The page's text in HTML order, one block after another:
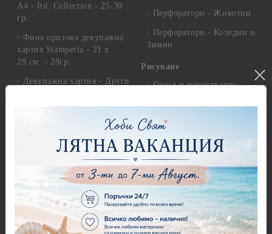
А4 - Itd. Collection - 25-30
гр.
Фина оризова декупажна
хартия Stamperia - 21 х
29.см. - 28гр.
Декупажна хартия - Други
Грунд, Основи, Релефни
Варак, Шлак метал, Фолио,
Пантна
Лакове и защитни покрития
Лепила
Перфоратори - Животни
Перфоратори - Коледни и
Зимни
Рисуване
Грунд и почистващи
Четки и инструменти
Моливи, акварелни
комплекти
Свещи
Салфетки